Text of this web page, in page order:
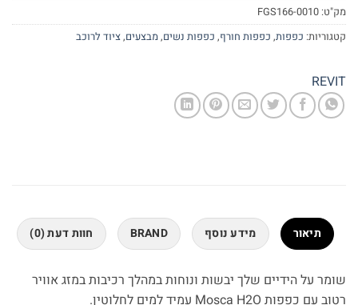
מק"ט: 0010-FGS166
קטגוריות: כפפות, כפפות חורף, כפפות נשים,מבצעים,ציוד לרוכב
REVIT
תיאור מידע נוסף BRAND חוות דעת (0)
שומר על הידיים שלך יבשות ונוחות במהלך רכיבות במזג אוויר
רטוב עם כפפות Mosca H2O עמיד למים לחלוטין.